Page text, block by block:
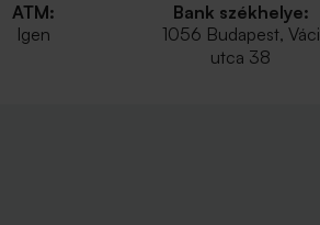
ATM:
Igen
Bank székhelye:
1056 Budapest, Váci
utca 38